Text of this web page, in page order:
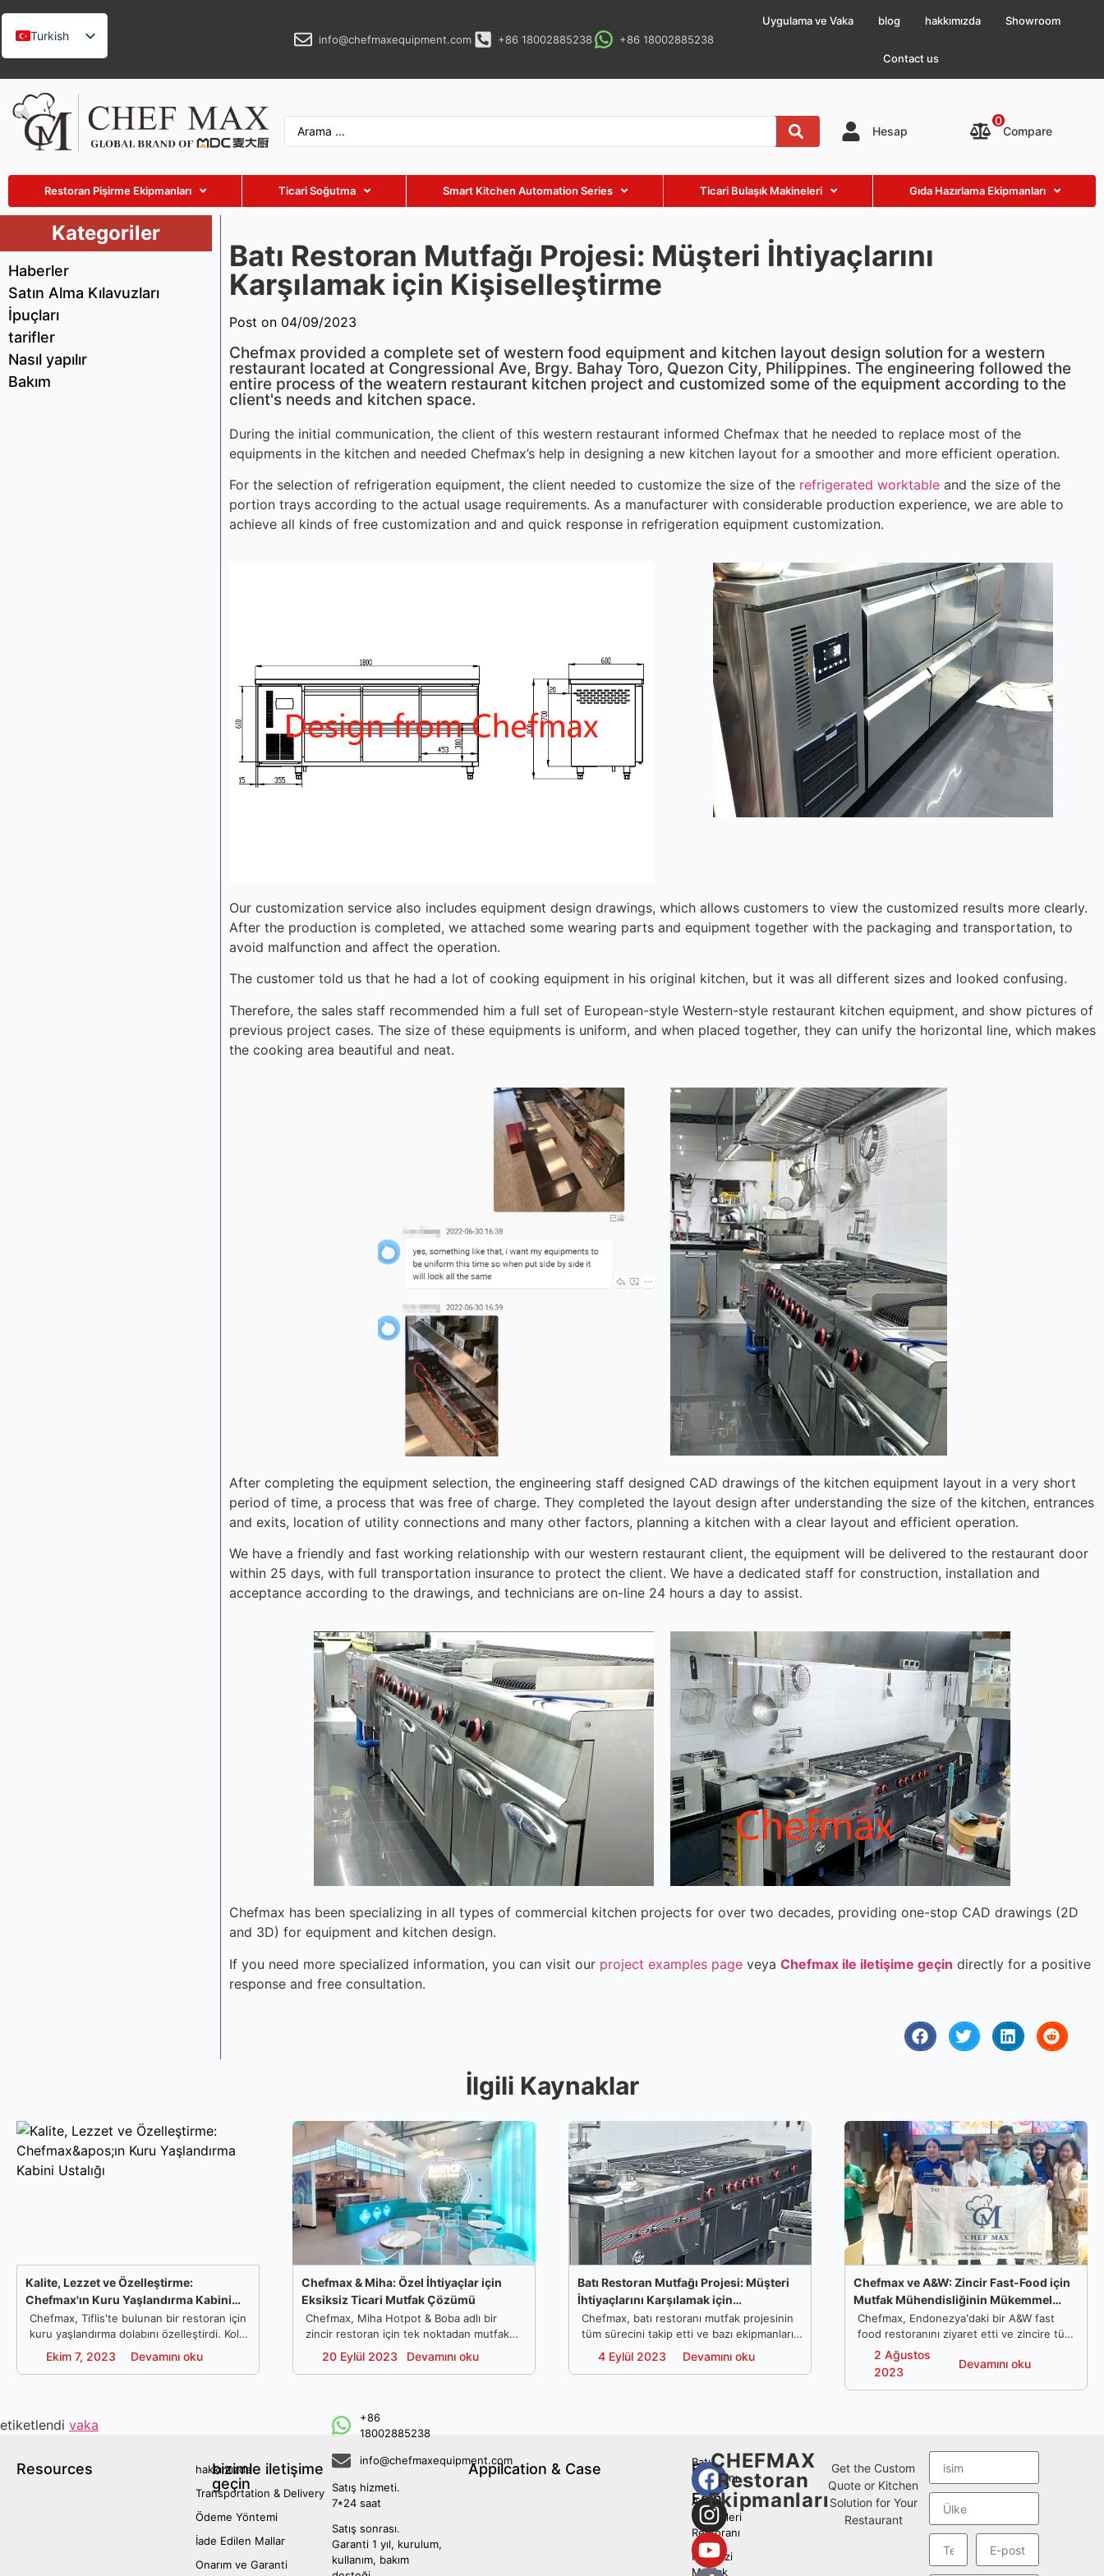
Turkish
English
German
French
Spanish
Arabic
Vietnamese
Thai
Indonesian
Malay
Japanese
Korean
info@chefmaxequipment.com +86 18002885238 +86 18002885238
Uygulama ve Vaka blog hakkımızda Showroom
Contact us
Hesap Compare
0
Restoran Pişirme Ekipmanları Ticari Soğutma Smart Kitchen Automation Series Ticari Bulaşık Makineleri Gıda Hazırlama Ekipmanları
Kategoriler
Haberler
Satın Alma Kılavuzları
İpuçları
tarifler
Nasıl yapılır
Bakım
Batı Restoran Mutfağı Projesi: Müşteri İhtiyaçlarını
Karşılamak için Kişiselleştirme
Post on 04/09/2023
Chefmax provided a complete set of western food equipment and kitchen layout design solution for a western
restaurant located at Congressional Ave, Brgy. Bahay Toro, Quezon City, Philippines. The engineering followed the
entire process of the weatern restaurant kitchen project and customized some of the equipment according to the
client's needs and kitchen space.
During the initial communication, the client of this western restaurant informed Chefmax that he needed to replace most of the
equipments in the kitchen and needed Chefmax’s help in designing a new kitchen layout for a smoother and more efficient operation.
For the selection of refrigeration equipment, the client needed to customize the size of the refrigerated worktableand the size of the
portion trays according to the actual usage requirements. As a manufacturer with considerable production experience, we are able to
achieve all kinds of free customization and and quick response in refrigeration equipment customization.
Our customization service also includes equipment design drawings, which allows customers to view the customized results more clearly.
After the production is completed, we attached some wearing parts and equipment together with the packaging and transportation, to
avoid malfunction and affect the operation.
The customer told us that he had a lot of cooking equipment in his original kitchen, but it was all different sizes and looked confusing.
Therefore, the sales staff recommended him a full set of European-style Western-style restaurant kitchen equipment, and show pictures of
previous project cases. The size of these equipments is uniform, and when placed together, they can unify the horizontal line, which makes
the cooking area beautiful and neat.
After completing the equipment selection, the engineering staff designed CAD drawings of the kitchen equipment layout in a very short
period of time, a process that was free of charge. They completed the layout design after understanding the size of the kitchen, entrances
and exits, location of utility connections and many other factors, planning a kitchen with a clear layout and efficient operation.
We have a friendly and fast working relationship with our western restaurant client, the equipment will be delivered to the restaurant door
within 25 days, with full transportation insurance to protect the client. We have a dedicated staff for construction, installation and
acceptance according to the drawings, and technicians are on-line 24 hours a day to assist.
Chefmax has been specializing in all types of commercial kitchen projects for over two decades, providing one-stop CAD drawings (2D
and 3D) for equipment and kitchen design.
If you need more specialized information, you can visit our project examples pageveya Chefmax ile iletişime geçin directly for a positive
response and free consultation.
İlgili Kaynaklar
Kalite, Lezzet ve Özelleştirme:
Chefmax'ın Kuru Yaşlandırma Kabini
Ustalığı
Chefmax, Tiflis'te bulunan bir restoran için
kuru yaşlandırma dolabını özelleştirdi. Kolay
ve güvenli bir şekilde kuru yaşlandırma
üretirken çarpıcı bir sunum yapar. Kolay ve
Ekim 7, 2023 Devamını oku
Chefmax & Miha: Özel İhtiyaçlar için
Eksiksiz Ticari Mutfak Çözümü
Chefmax, Miha Hotpot & Boba adlı bir
zincir restoran için tek noktadan mutfak
çözümünü özelleştirdi. Verimli mutfak
düzeni tasarımı ve ekipman özelleştirmesi
özelleştirmesi restoran sahibinin
memnuniyetini kazandı.
20 Eylül 2023 Devamını oku
Batı Restoran Mutfağı Projesi: Müşteri
İhtiyaçlarını Karşılamak için
Kişiselleştirme
Chefmax, batı restoranı mutfak projesinin
tüm sürecini takip etti ve bazı ekipmanları
müşterinin ihtiyaçlarına ve mutfak alanına
göre özelleştirdi. mutfak alanı.
4 Eylül 2023 Devamını oku
Chefmax ve A&W: Zincir Fast-Food için
Mutfak Mühendisliğinin Mükemmel
Örneği
Chefmax, Endonezya'daki bir A&W fast
food restoranını ziyaret etti ve zincire tüm
fast food restoran ekipmanlarını tedarik
ettikten sonra tüm mutfak yapım süreci.
2 Ağustos
2023
Devamını oku
etiketlendi vaka
Resources
hakkımızda
Transportation & Delivery
Ödeme Yöntemi
İade Edilen Mallar
Onarım ve Garanti
bizimle iletişime
geçin
+86
18002885238
info@chefmaxequipment.com
Satış hizmeti.
7*24 saat
Satış sonrası.
Garanti 1 yıl, kurulum,
kullanım, bakım
Appilcation & Case
Batı
restoranı
Asya
Yemekleri
Restoranı
Merkezi
Mutfak
Bizi
Takip
Edin
CHEFMAX
Restoran
Ekipmanları
Get the Custom
Quote or Kitchen
Solution for Your
Restaurant